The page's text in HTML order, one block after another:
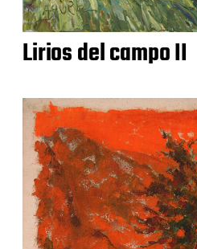
Lirios del campo II